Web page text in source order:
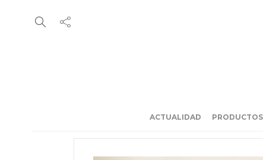
ACTUALIDAD PRODUCTOS